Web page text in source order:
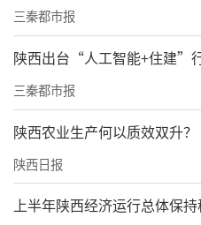
2025年初，市民周林
4年底曾计划学习驾照
员给他的报价为2000
报价不同，但他计划
底，他再次咨询各家
涨价了，且没有优惠。
驾校集体涨价且统一定
三秦都市报
陕西出台“人工智能+住建”
三秦都市报
陕西农业生产何以质效双升？
陕西日报
上半年陕西经济运行总体保